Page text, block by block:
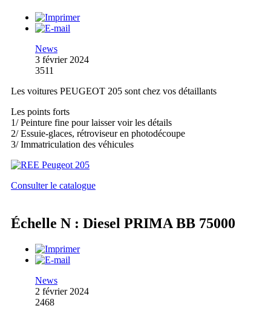
News
3 février 2024
3511
Les voitures PEUGEOT 205 sont chez vos détaillants
Les points forts
1/ Peinture fine pour laisser voir les détails
2/ Essuie-glaces, rétroviseur en photodécoupe
3/ Immatriculation des véhicules
Consulter le catalogue
Échelle N : Diesel PRIMA BB 75000
News
2 février 2024
2468